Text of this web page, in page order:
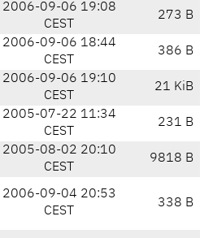
2006-09-06 19:08
CEST
273 B
2006-09-06 18:44
CEST
386 B
2006-09-06 19:10
CEST
21 KiB
2005-07-22 11:34
CEST
231 B
2005-08-02 20:10
CEST
9818 B
2006-09-04 20:53
CEST
338 B